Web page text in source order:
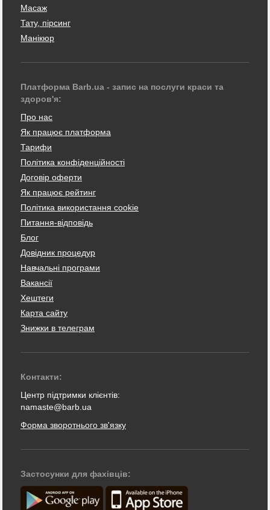
Масаж
Тату, пірсинг
Манікюр
Платформа Barb.ua - запис на послуги краси та
здоров'я:
Про нас
Як працює платформа
Тарифи
Політика конфіденційності
Договір оферти
Як працює рейтинг
Політика використання cookie
Питання-відповідь
Блог
Довідник процедур
Навчальні програми
Вакансії
Хештеги
Карта сайту
Знижки в телеграм
Контакти:
Центр підтримки клієнтів:
namaste@barb.ua
Форма зворотнього зв'язку
Застосунки для фахівців: